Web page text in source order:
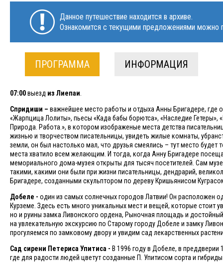
Данное путешествие находится в архиве.
Ознакомится с текущими предложениями можно
ПРОГРАММА ИНФОРМАЦИЯ
07:00выезд из Лиепаи
Спридиши – важнейшее место работы и отдыха Анны Бригадере, где
«Жарпцица Лолиты», пьесы «Када бабы борютса», «Наследие Гетеры»,
Природа. Работа.», в котором изображеные места детства
жизнью и творчеством писательницы, увидеть жилые комнаты,
земли, он был настолько мал, что друзья смеялись – тут место
места хватило всем желающим. И тогда, когда Анну Бригадере
мемориального дома-музея открыты для тысяч посетителей. Сам
такими, какими они были при жизни писательницы, дендрарий,
Бригадере, созданными скульптором по дереву Кришьянисом
Добеле - один из самых солнечных городов Латвии! Он расположен
Курземе. Здесь есть много уникальных мест и вещей, которые стоит
но и руины замка Ливонского ордена, Рыночная площадь и
на увлекательную экскурсию по Старому городу Добеле и замку
прогуляемся по замковому двору и увидим сад лекарственных
Сад сирени Петериса Упитиса - В 1996 году в Добеле, в преддверии
где для радости людей цветут созданные П. Упитисом сорта и